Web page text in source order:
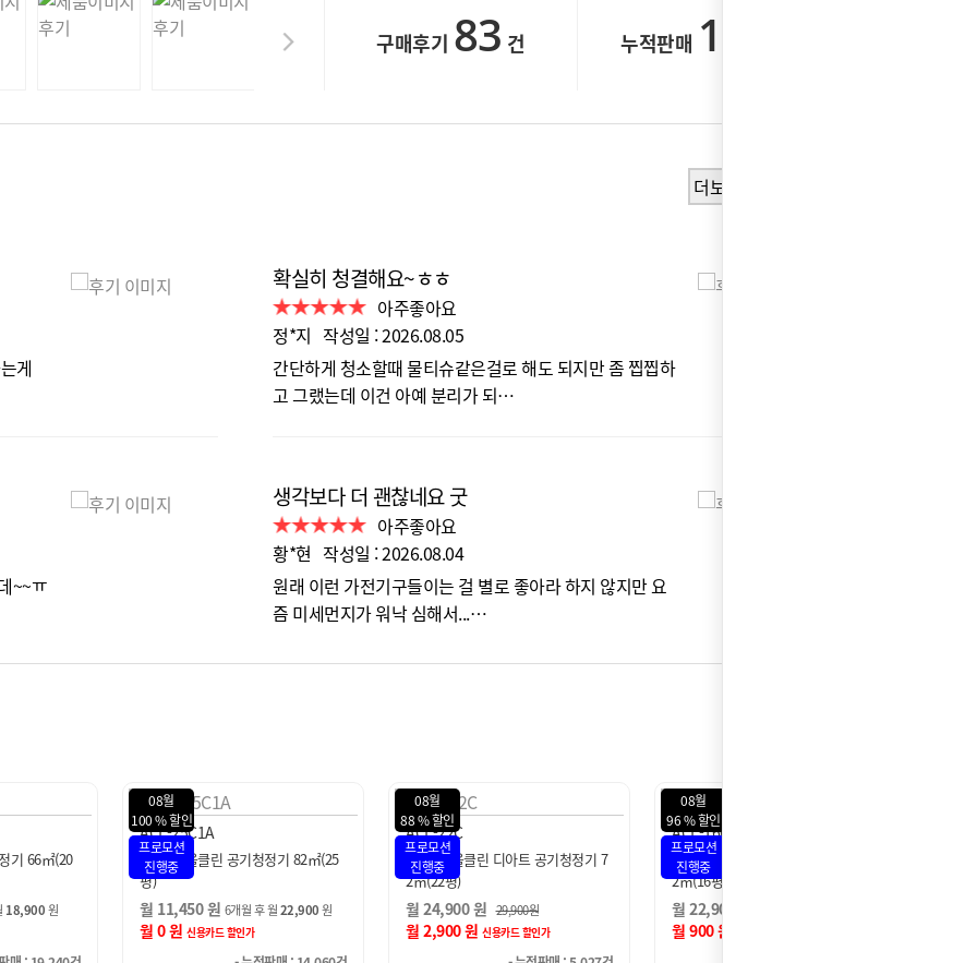
구매후기 83 건 누적판매 14,060
더보기
게
확실히 청결해요~ㅎㅎ
아주좋아요
정*지 작성일 : 2026.08.05
간단하게 청소할때 물티슈같은걸로 해도 되지만 좀 찝찝하
고 그랬는데 이건 아예 분리가 되…
~~ㅠ
생각보다 더 괜찮네요 굿
아주좋아요
황*현 작성일 : 2026.08.04
원래 이런 가전기구들이는 걸 별로 좋아라 하지 않지만 요
즘 미세먼지가 워낙 심해서...…
기 82㎡(25
22,900원
08월
88 % 할인
프로모션
진행중
ACL-22C
SK매직 올클린 디아트 공기청정기 7
2㎡(22평)
월 24,900 원 29,900원
월 2,900 원신용카드 할인가
08월
96 % 할인
프로모션
진행중
ACL-16C
SK매직 올클린 디아트 공기청정기 5
2㎡(16평)
월 22,900 원 27,900원
월 900 원신용카드 할인가
08월
100 % 할인
프로모션
진행중
ACL-20C1A
SK매직 올클린 공기청정기 66㎡(20
평)
월 9,450 원
월 0 원신용카드 할인가